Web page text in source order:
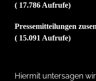
( 17.786 Aufrufe)
Pressemitteilungen
( 15.091 Aufrufe)
Hiermit untersagen